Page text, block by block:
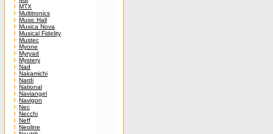
MTX
Multitronics
Music Hall
Musica Nova
Musical Fidelity
Mustec
Myone
Myryad
Mystery
Nad
Nakamichi
Nardi
National
Naviangel
Navigon
Nec
Necchi
Neff
Neoline